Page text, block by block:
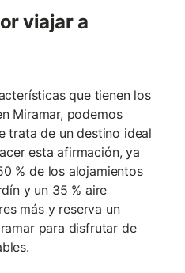
viajar a
que tienen los
Miramar, podemos
trata de un destino ideal
esta afirmación, ya
% de los alojamientos
y un 35 % aire
más y reserva un
para disfrutar de